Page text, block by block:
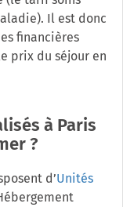
Il est donc
financières
prix du séjour en
à Paris
?
d’Unités